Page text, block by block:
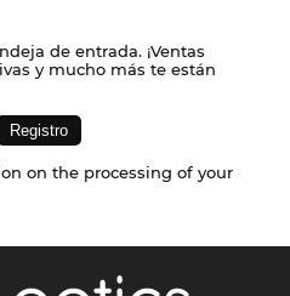
de entrada. ¡Ventas
y mucho más te están
on the processing of your